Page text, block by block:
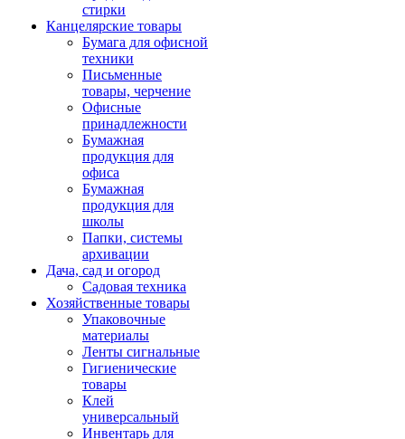
стирки
Канцелярские товары
Бумага для офисной
техники
Письменные
товары, черчение
Офисные
принадлежности
Бумажная
продукция для
офиса
Бумажная
продукция для
школы
Папки, системы
архивации
Дача, сад и огород
Садовая техника
Хозяйственные товары
Упаковочные
материалы
Ленты сигнальные
Гигиенические
товары
Клей
универсальный
Инвентарь для